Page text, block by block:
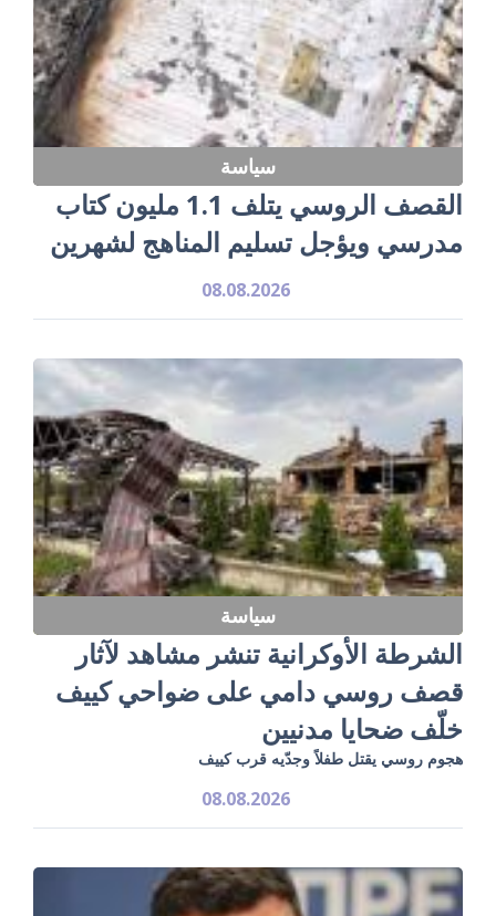
سياسة
القصف الروسي يتلف 1.1 مليون كتاب
مدرسي ويؤجل تسليم المناهج لشهرين
08.08.2026
سياسة
الشرطة الأوكرانية تنشر مشاهد لآثار
قصف روسي دامي على ضواحي كييف
خلّف ضحايا مدنيين
هجوم روسي يقتل طفلاً وجدّيه قرب كييف
08.08.2026